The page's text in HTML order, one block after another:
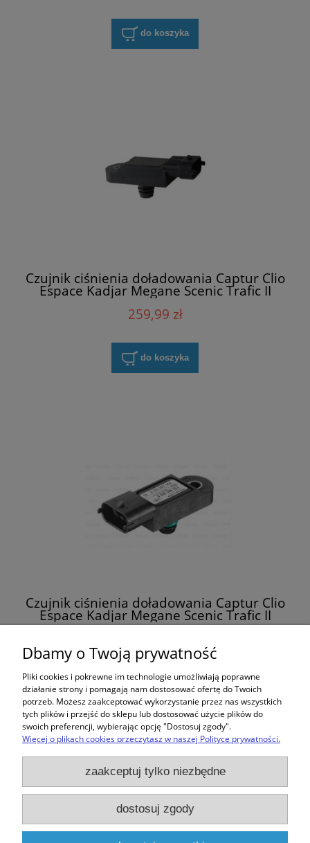
do koszyka
Czujnik ciśnienia doładowania Captur Clio
Espace Kadjar Megane Scenic Trafic II
NGK EPBBPN3-V007Z
259,99 zł
do koszyka
Czujnik ciśnienia doładowania Captur Clio
Espace Kadjar Megane Scenic Trafic II
Renault 8200168253
do koszyka
Zakupy
Pomoc
Moje konto
Dbamy o Twoją prywatność
Pliki cookies i pokrewne im technologie umożliwiają poprawne
działanie strony i pomagają nam dostosować ofertę do Twoich
potrzeb. Możesz zaakceptować wykorzystanie przez nas wszystkich
tych plików i przejść do sklepu lub dostosować użycie plików do
swoich preferencji, wybierając opcję "Dostosuj zgody".
Więcej o plikach cookies przeczytasz w naszej Polityce prywatności.
zaakceptuj tylko niezbędne
dostosuj zgody